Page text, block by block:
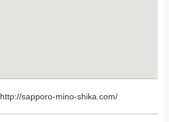
http://sapporo-mino-shika.com/